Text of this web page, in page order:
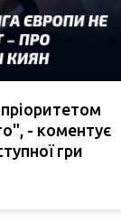
- коментує
гри